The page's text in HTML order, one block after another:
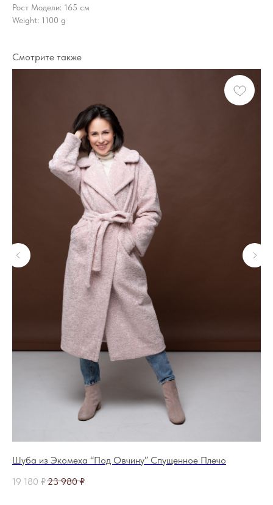
Рост Модели: 165 см
Weight: 1100 g
Смотрите также
Шуба из Экомеха “Под Овчину” Спущенное Плечо
19 180 ₽23 980 ₽